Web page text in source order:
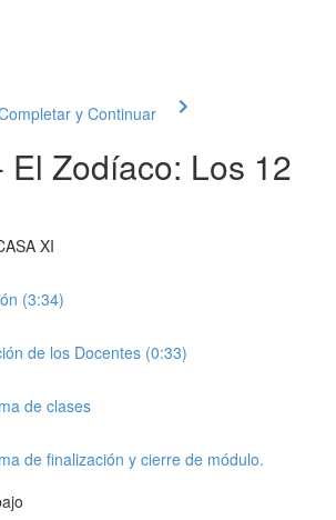
y Continuar
El Zodíaco: Los 12
XI
(3:34)
de los Docentes (0:33)
de clases
de finalización y cierre de módulo.